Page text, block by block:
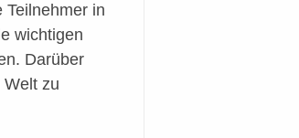
in
wichtigen
Darüber
Welt zu